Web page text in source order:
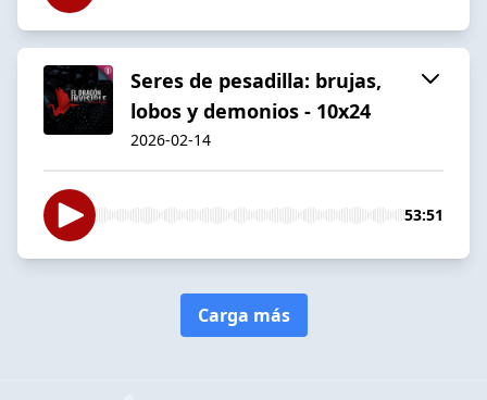
Seres de pesadilla: brujas,
lobos y demonios - 10x24
2026-02-14
53:51
Carga más